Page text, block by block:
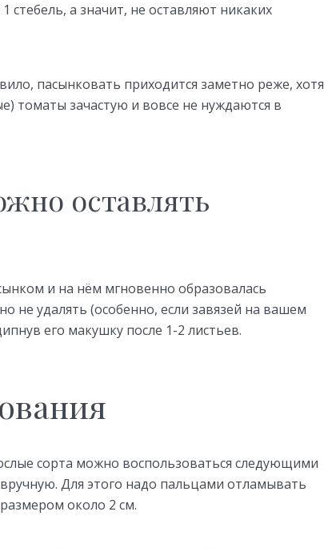
а значит, не оставляют никаких
пасынковать приходится заметно реже, хотя
томаты зачастую и вовсе не нуждаются в
оставлять
и на нём мгновенно образовалась
не удалять (особенно, если завязей на вашем
его макушку после 1-2 листьев.
сорта можно воспользоваться следующими
Для этого надо пальцами отламывать
около 2 см.